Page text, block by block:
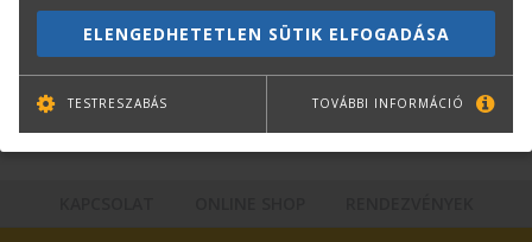
Németh Balázs Sándor
Szerviztechnikus
s.balazs.nemeth@terc.hu
+36 30 464 1225
ELENGEDHETETLEN SÜTIK ELFOGADÁSA
TESTRESZABÁS TOVÁBBI INFORMÁCIÓ